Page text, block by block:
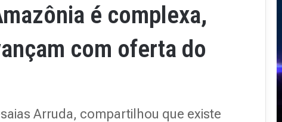
é complexa,
com oferta do
Arruda, compartilhou que existe